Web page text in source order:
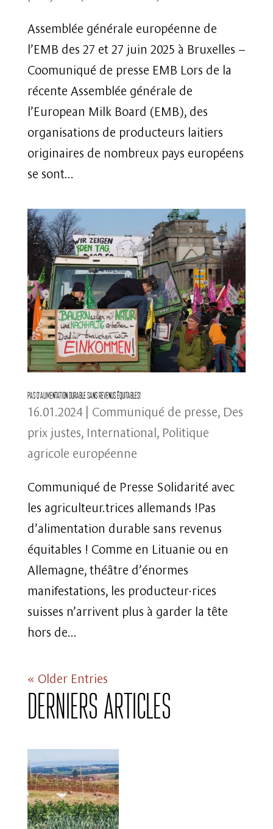
Assemblée générale européenne de
l’EMB des 27 et 27 juin 2025 à Bruxelles –
Coomuniqué de presse EMB Lors de la
récente Assemblée générale de
l’European Milk Board (EMB), des
organisations de producteurs laitiers
originaires de nombreux pays européens
se sont...
Pas d’alimentation durable sans revenus équitables!
16.01.2024| Communiqué de presse, Des
prix justes, International, Politique
agricole européenne
Communiqué de Presse Solidarité avec
les agriculteur.trices allemands !Pas
d’alimentation durable sans revenus
équitables ! Comme en Lituanie ou en
Allemagne, théâtre d’énormes
manifestations, les producteur·rices
suisses n’arrivent plus à garder la tête
hors de...
« Older Entries
Derniers articles